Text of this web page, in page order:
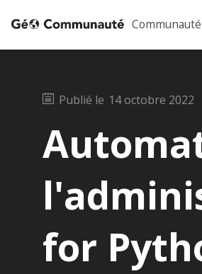
Communauté
Publié le 14 octobre 2022
for